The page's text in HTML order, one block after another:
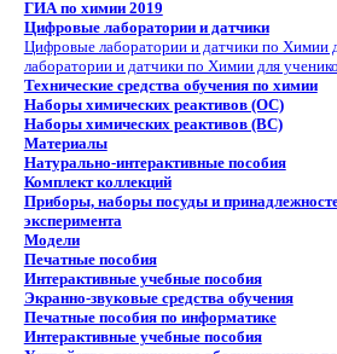
ГИА по химии 2019
Цифровые лаборатории и датчики
Цифровые лаборатории и датчики по Химии
лаборатории и датчики по Химии для
Технические средства обучения по химии
Наборы химических реактивов (ОС)
Наборы химических реактивов (ВС)
Материалы
Натурально-интерактивные пособия
Комплект коллекций
Приборы, наборы посуды и
эксперимента
Модели
Печатные пособия
Интерактивные учебные пособия
Экранно-звуковые средства обучения
Печатные пособия по информатике
Интерактивные учебные пособия